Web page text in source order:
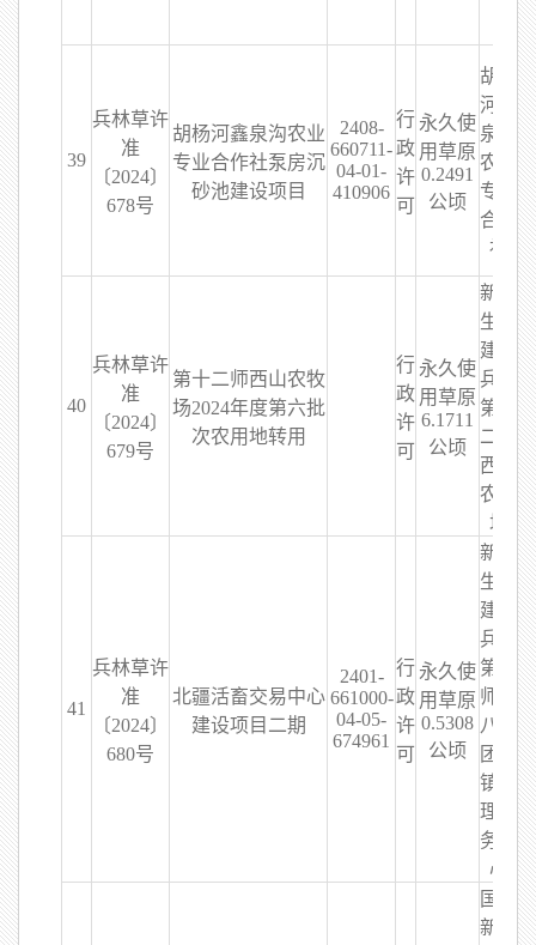
39
兵林草许
准
〔2024〕
678号
胡杨河鑫泉沟农业
专业合作社泵房沉
砂池建设项目
2408-
660711-
04-01-
410906
行
政
许
可
永久使
用草原
0.2491
公顷
胡杨
河鑫
泉沟
农业
专业
合作
社
40
兵林草许
准
〔2024〕
679号
第十二师西山农牧
场2024年度第六批
次农用地转用
行
政
许
可
永久使
用草原
6.1711
公顷
新疆
生产
建设
兵团
第十
二师
西山
农牧
场
41
兵林草许
准
〔2024〕
680号
北疆活畜交易中心
建设项目二期
2401-
661000-
04-05-
674961
行
政
许
可
永久使
用草原
0.5308
公顷
新疆
生产
建设
兵团
第十
师一
八八
团城
镇管
理服
务中
心
国网
新疆